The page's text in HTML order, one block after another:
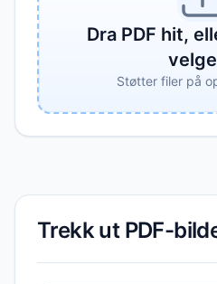
Dra PDF hit,
Støtter filer på
Trekk ut PDF-